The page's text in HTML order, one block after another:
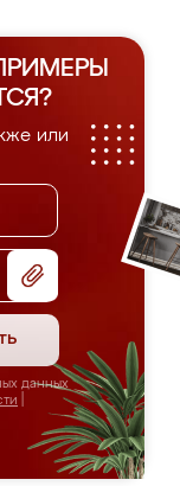
или
данных